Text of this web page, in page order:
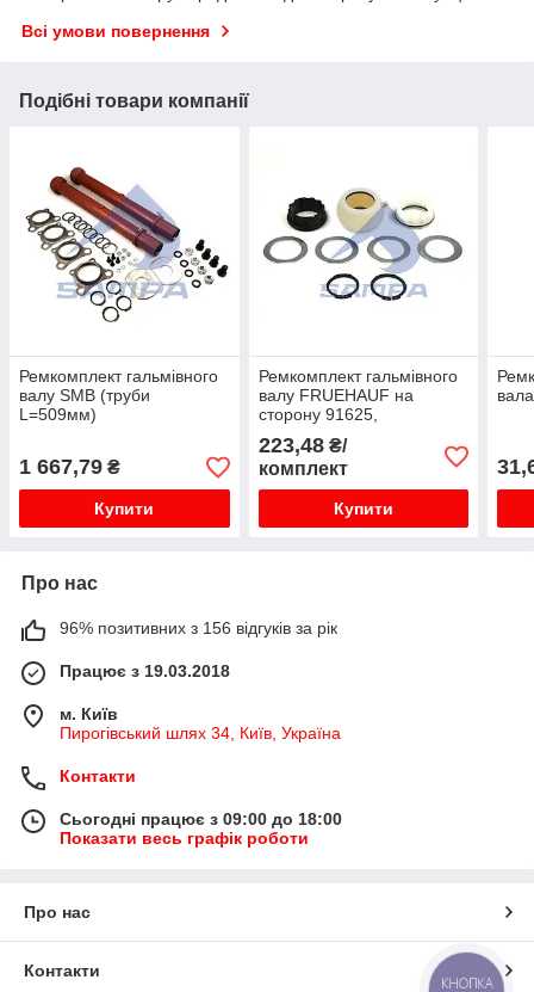
Всі умови повернення
Подібні товари компанії
Ремкомплект гальмівного
валу SMB (труби
L=509мм)
1 667,79 ₴
Купити
Ремкомплект гальмівного
валу FRUEHAUF на
сторону 91625,
ARJA0199705
223,48₴/
комплект
Купити
Про нас
96% позитивних з 156 відгуків за рік
Працює з 19.03.2018
м. Київ
Пирогівський шлях 34, Київ, Україна
Контакти
Сьогодні працює з 09:00 до 18:00
Показати весь графік роботи
Про нас
Контакти
КНОПКА